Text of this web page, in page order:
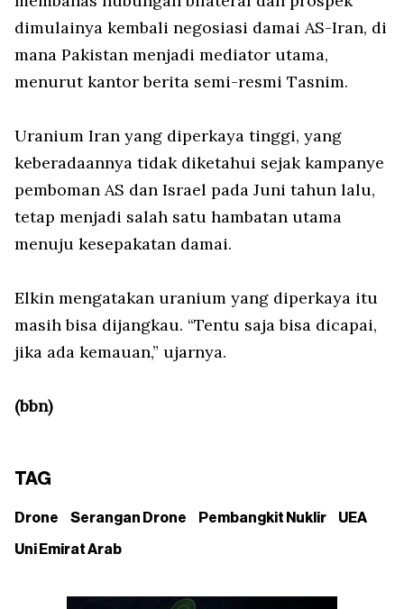
dimulainya kembali negosiasi damai AS-Iran, di
mana Pakistan menjadi mediator utama,
menurut kantor berita semi-resmi Tasnim.
Uranium Iran yang diperkaya tinggi, yang
keberadaannya tidak diketahui sejak kampanye
pemboman AS dan Israel pada Juni tahun lalu,
tetap menjadi salah satu hambatan utama
menuju kesepakatan damai.
Elkin mengatakan uranium yang diperkaya itu
masih bisa dijangkau. “Tentu saja bisa dicapai,
jika ada kemauan,” ujarnya.
(bbn)
TAG
Drone Serangan Drone Pembangkit Nuklir UEA
Uni Emirat Arab